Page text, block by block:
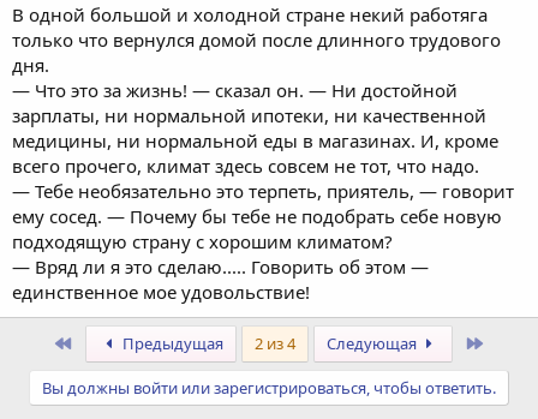
В одной большой и холодной стране некий работяга
только что вернулся домой после длинного трудового
дня.
— Что это за жизнь! — сказал он. — Ни достойной
зарплаты, ни нормальной ипотеки, ни качественной
медицины, ни нормальной еды в магазинах. И, кроме
всего прочего, климат здесь совсем не тот, что надо.
— Тебе необязательно это терпеть, приятель, — говорит
ему сосед. — Почему бы тебе не подобрать себе новую
подходящую страну с хорошим климатом?
— Вряд ли я это сделаю..... Говорить об этом —
единственное мое удовольствие!
ПервыйПредыдущая 2 из 4 Следующая
Вы должны войти или зарегистрироваться, чтобы ответить.